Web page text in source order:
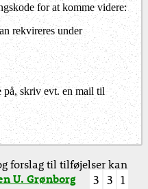
for at komme videre:
rekvireres under
på, skriv evt. en mail til
forslag til tilføjelser kan
U. Grønborg 3 3 1